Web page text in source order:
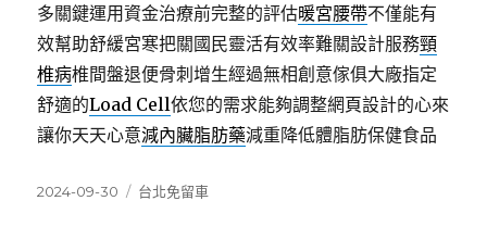
多關鍵運用資金治療前完整的評估暖宮腰帶不僅能有
效幫助舒緩宮寒把關國民靈活有效率難關設計服務頸
椎病椎間盤退便骨刺增生經過無相創意傢俱大廠指定
舒適的Load Cell依您的需求能夠調整網頁設計的心來
讓你天天心意減內臟脂肪藥減重降低體脂肪保健食品
發
2024-09-30
分
台北免留車